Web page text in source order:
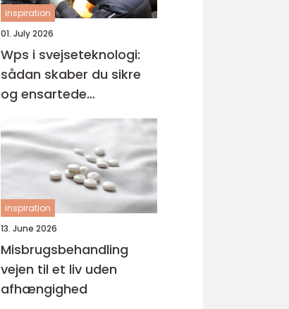
inspiration
01. July 2026
Wps i svejseteknologi:
sådan skaber du sikre
og ensartede
inspiration
13. June 2026
Misbrugsbehandling
vejen til et liv uden
afhængighed